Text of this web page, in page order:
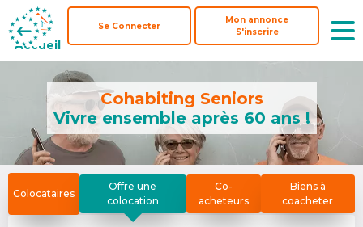
Accueil
Se Connecter
Mon annonce
S'inscrire
Accueil
Se Connecter
Mon annonce
S'inscrire
Cohabiting Seniors
Vivre ensemble après 60 ans !
Colocataires
Offre une
colocation
Co-
acheteurs
Biens à
coacheter